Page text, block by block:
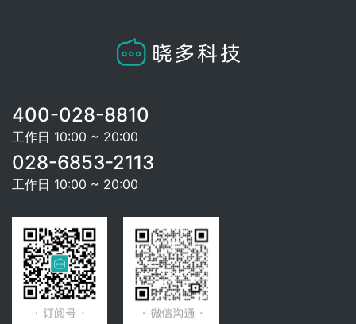
400-028-8810
工作日 10:00 ~ 20:00
028-6853-2113
工作日 10:00 ~ 20:00